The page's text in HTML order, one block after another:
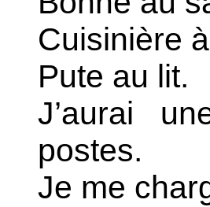
Cuisinière
Pute au lit.
J’aurai
postes.
Je me